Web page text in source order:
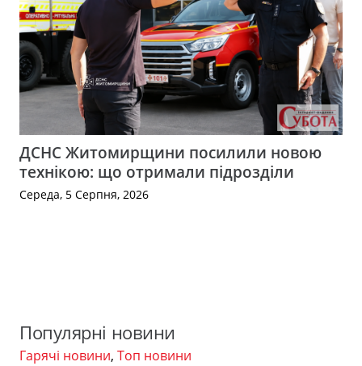
ДСНС Житомирщини посилили новою
технікою: що отримали підрозділи
Середа, 5 Серпня, 2026
Популярні новини
Гарячі новини, Топ новини